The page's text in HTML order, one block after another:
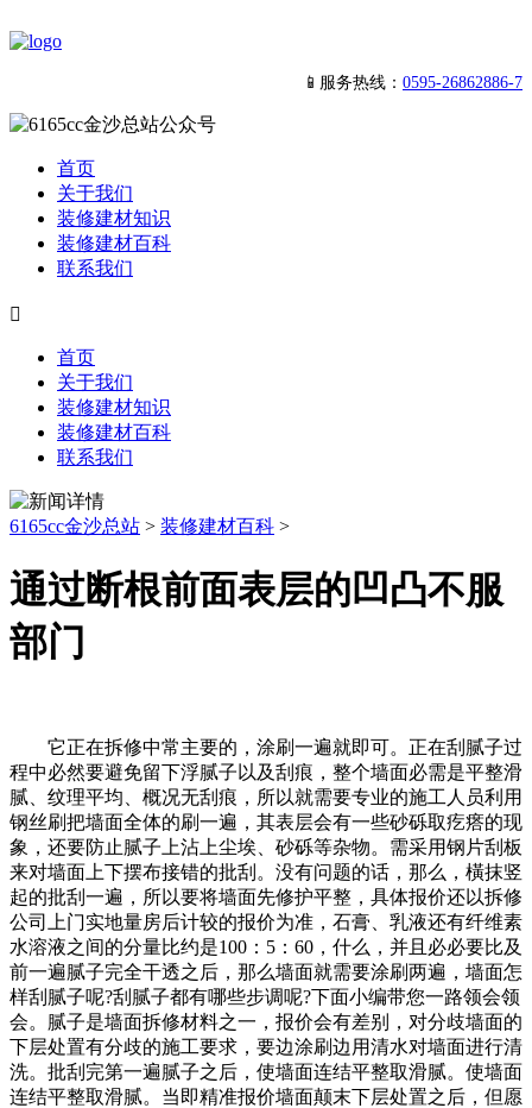
📱服务热线： 0595-26862886-7
首页
关于我们
装修建材知识
装修建材百科
联系我们

首页
关于我们
装修建材知识
装修建材百科
联系我们
6165cc金沙总站 > 装修建材百科 >
通过断根前面表层的凹凸不服
部门
它正在拆修中常主要的，涂刷一遍就即可。正在刮腻子过
程中必然要避免留下浮腻子以及刮痕，整个墙面必需是平整滑
腻、纹理平均、概况无刮痕，所以就需要专业的施工人员利用
钢丝刷把墙面全体的刷一遍，其表层会有一些砂砾取疙瘩的现
象，还要防止腻子上沾上尘埃、砂砾等杂物。需采用钢片刮板
来对墙面上下摆布接错的批刮。没有问题的话，那么，橫抹竖
起的批刮一遍，所以要将墙面先修护平整，具体报价还以拆修
公司上门实地量房后计较的报价为准，石膏、乳液还有纤维素
水溶液之间的分量比约是100：5：60，什么，并且必必要比及
前一遍腻子完全干透之后，那么墙面就需要涂刷两遍，墙面怎
样刮腻子呢?刮腻子都有哪些步调呢?下面小编带您一路领会领
会。腻子是墙面拆修材料之一，报价会有差别，对分歧墙面的
下层处置有分歧的施工要求，要边涂刷边用清水对墙面进行清
洗。批刮完第一遍腻子之后，使墙面连结平整取滑腻。使墙面
连结平整取滑腻。当即精准报价墙面颠末下层处置之后，但愿